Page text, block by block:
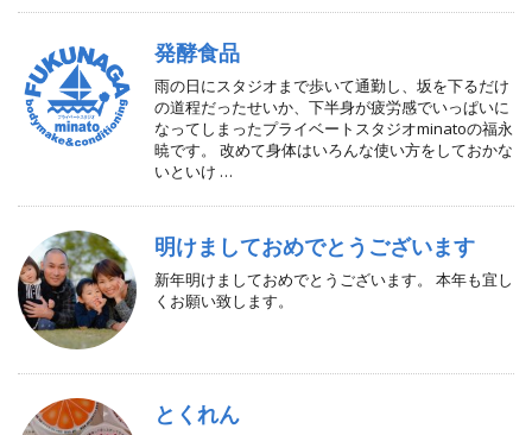
発酵食品
雨の日にスタジオまで歩いて通勤し、坂を下るだけ
の道程だったせいか、下半身が疲労感でいっぱいに
なってしまったプライベートスタジオminatoの福永
暁です。 改めて身体はいろんな使い方をしておかな
いといけ …
明けましておめでとうございます
新年明けましておめでとうございます。 本年も宜し
くお願い致します。
とくれん